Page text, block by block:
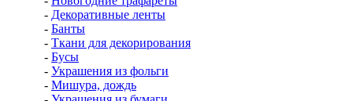
- Декоративные ленты
- Банты
- Ткани для декорирования
- Бусы
- Украшения из фольги
- Мишура, дождь